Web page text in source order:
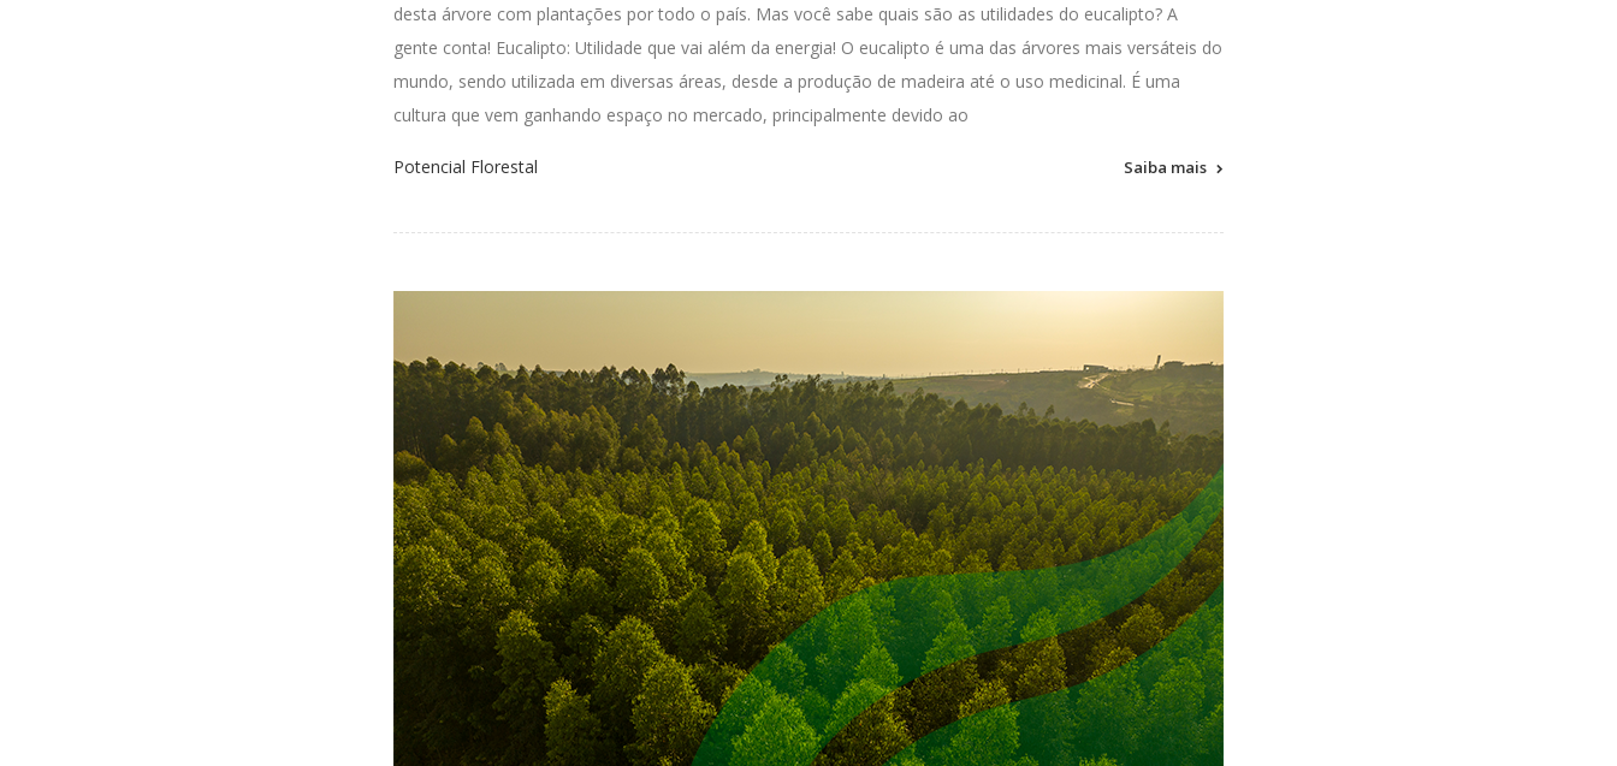
desta árvore com plantações por todo o país. Mas você sabe quais são as utilidades do eucalipto? A
gente conta! Eucalipto: Utilidade que vai além da energia! O eucalipto é uma das árvores mais versáteis do
mundo, sendo utilizada em diversas áreas, desde a produção de madeira até o uso medicinal. É uma
cultura que vem ganhando espaço no mercado, principalmente devido ao
Potencial Florestal Saiba mais